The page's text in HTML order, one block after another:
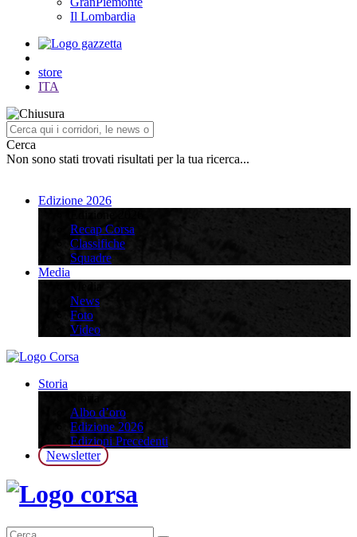
Il Lombardia
store
ITA
Cerca
Non sono stati trovati risultati per la tua ricerca...
Edizione 2026
Recap Corsa
Classifiche
Squadre
Media
News
Foto
Video
Storia
Albo d’oro
Edizione 2026
Edizioni Precedenti
Newsletter